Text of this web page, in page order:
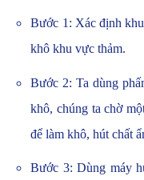
Bước 1: Xác định
khô khu vực thảm.
Bước 2: Ta dùng
khô, chúng ta chờ
để làm khô, hút chất
Bước 3: Dùng máy